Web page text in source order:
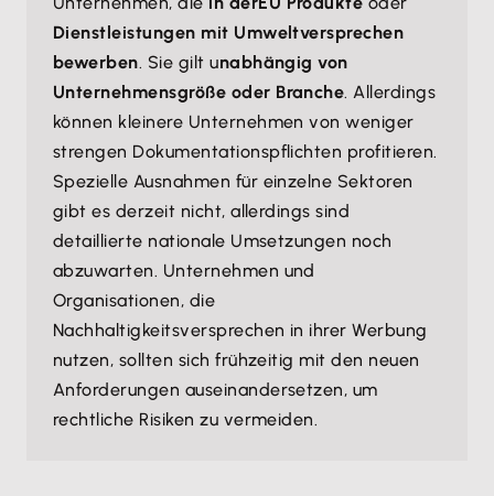
Dienstleistungen mit Umweltversprechen
bewerben. Sie gilt unabhängig von
Unternehmensgröße oder Branche. Allerdings
können kleinere Unternehmen von weniger
strengen Dokumentationspflichten profitieren.
Spezielle Ausnahmen für einzelne Sektoren
gibt es derzeit nicht, allerdings sind
detaillierte nationale Umsetzungen noch
abzuwarten. Unternehmen und
Organisationen, die
Nachhaltigkeitsversprechen in ihrer Werbung
nutzen, sollten sich frühzeitig mit den neuen
Anforderungen auseinandersetzen, um
rechtliche Risiken zu vermeiden.